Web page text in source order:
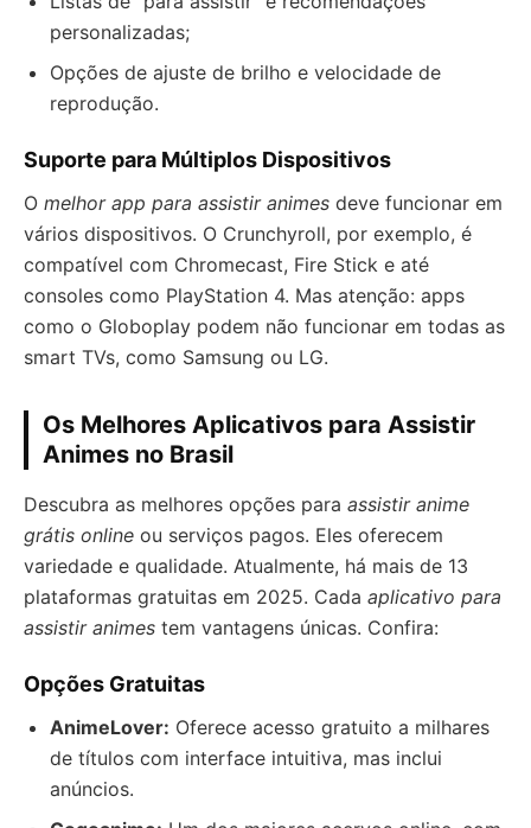
personalizadas;
Opções de ajuste de brilho e velocidade de
reprodução.
Suporte para Múltiplos Dispositivos
O melhor app para assistir animes deve funcionar em
vários dispositivos. O Crunchyroll, por exemplo, é
compatível com Chromecast, Fire Stick e até
consoles como PlayStation 4. Mas atenção: apps
como o Globoplay podem não funcionar em todas as
smart TVs, como Samsung ou LG.
Os Melhores Aplicativos para Assistir
Animes no Brasil
Descubra as melhores opções para assistir anime
grátis online ou serviços pagos. Eles oferecem
variedade e qualidade. Atualmente, há mais de 13
plataformas gratuitas em 2025. Cada aplicativo para
assistir animes tem vantagens únicas. Confira:
Opções Gratuitas
AnimeLover: Oferece acesso gratuito a milhares
de títulos com interface intuitiva, mas inclui
anúncios.